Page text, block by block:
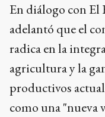
En diálogo con El
adelantó que el
radica en la
agricultura y la
productivos
como una "nueva